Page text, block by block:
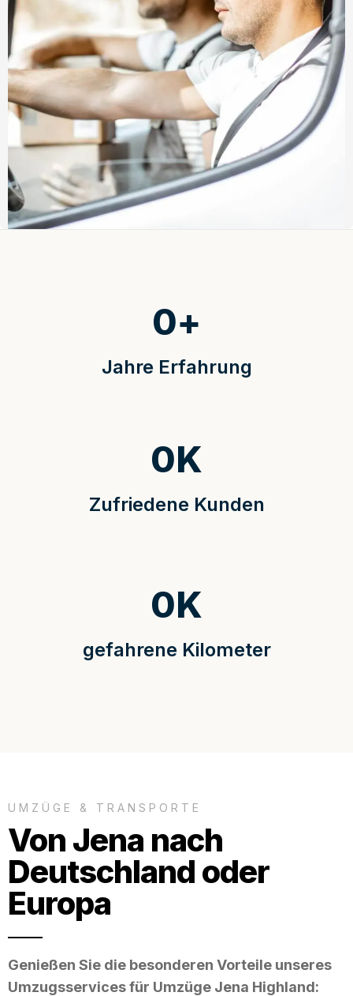
Jahre Erfahrung
0+
Zufriedene Kunden
0K
gefahrene Kilometer
0K
UMZÜGE & TRANSPORTE
Von Jena nach
Deutschland oder
Europa
Genießen Sie die besonderen Vorteile unseres
Umzugsservices für Umzüge Jena Highland: